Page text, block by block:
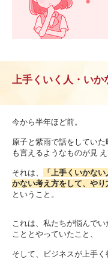
上手くいく人・い
今から半年ほど前。
原子と紫雨で話をしていた
も言えるようなものが見 え
それは、
「上手くいかな
かない考え方をして、やり
ということ。
これは、私たちが悩んで
こととやっていたこと、
そして、ビジネスが上手